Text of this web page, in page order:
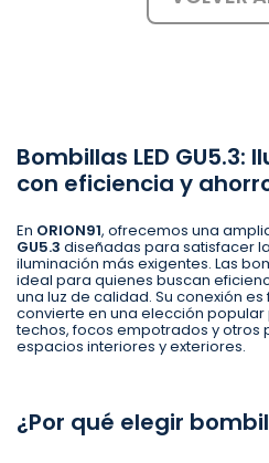
Bombillas LED GU5.3:
con eficiencia y
En ORION91, ofrecemos una
GU5.3 diseñadas para satisfacer
iluminación más exigentes. Las
ideal para quienes buscan
una luz de calidad. Su conexión
convierte en una elección
techos, focos empotrados y otros
espacios interiores y exteriores.
¿Por qué elegir